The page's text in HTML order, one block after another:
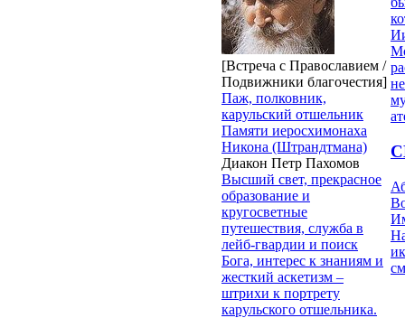
[Встреча с Православием /
Подвижники благочестия]
Паж, полковник,
карульский отшельник
Памяти иеросхимонаха
Никона (Штрандтмана)
Диакон Петр Пахомов
Высший свет, прекрасное
образование и
кругосветные
путешествия, служба в
лейб-гвардии и поиск
Бога, интерес к знаниям и
жесткий аскетизм –
штрихи к портрету
карульского отшельника.